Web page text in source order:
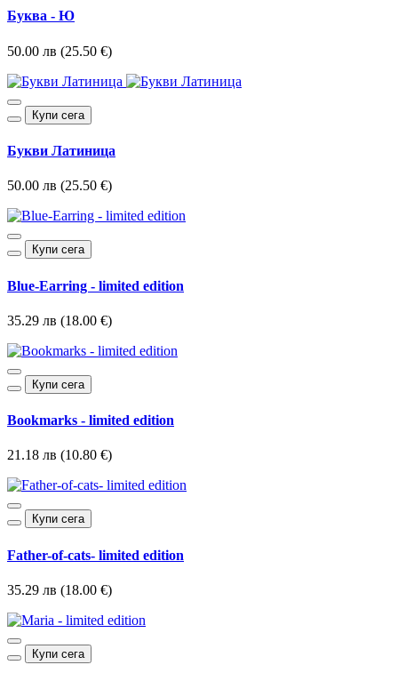
Буква - Ю
50.00 лв (25.50 €)
Купи сега
Букви Латиница
50.00 лв (25.50 €)
Купи сега
Blue-Earring - limited edition
35.29 лв (18.00 €)
Купи сега
Bookmarks - limited edition
21.18 лв (10.80 €)
Купи сега
Father-of-cats- limited edition
35.29 лв (18.00 €)
Купи сега